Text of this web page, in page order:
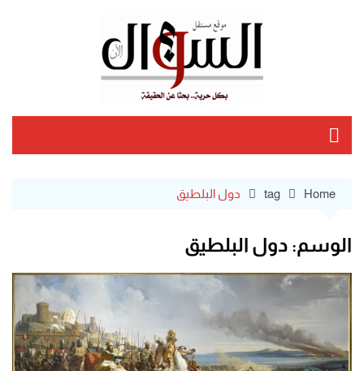
Home
tag دول البلطيق
الوسم: دول البلطيق